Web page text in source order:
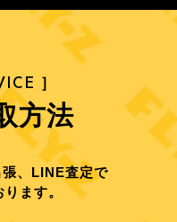
］
方法
、LINE査定で
ます。